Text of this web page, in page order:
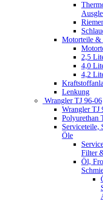
Motorteile &
2,5
4,0
4,2
Lenkung
Wrangler TJ 96-06
Wrangler TJ
Polyurethan
Serviceteile,
Öle
Filter
Öl,